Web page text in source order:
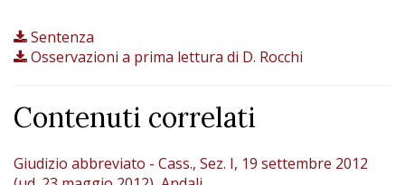
Sentenza
Osservazioni a prima lettura di D. Rocchi
Contenuti correlati
Giudizio abbreviato - Cass., Sez. I, 19 settembre 2012